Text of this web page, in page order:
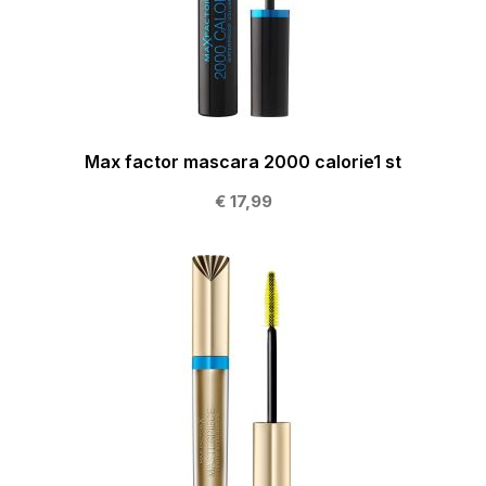
Max factor mascara 2000 calorie1 st
€ 17,99